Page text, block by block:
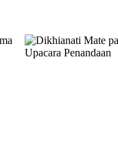
EP 19